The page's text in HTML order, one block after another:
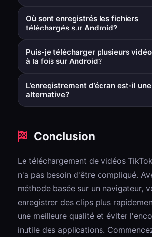
Oui. Un flux de travail basé sur un
permet de coller un lien TikTok et de le
directement sans ajouter une autre
Où sont enregistrés les fichiers
téléchargés sur Android?
Généralement dans le dossier
visible dans Galerie ou Photos selon
Puis-je télécharger plusieurs
à la fois sur Android?
Oui, dans les modes multi-liens pris en
pouvez traiter plusieurs liens et recevoir
L’enregistrement d’écran est-il
alternative?
supplémentaires par rapport au
Conclusion
Le téléchargement de vidéos
n'a pas besoin d'être compliqué.
méthode basée sur un navigateur,
enregistrer des clips plus
une meilleure qualité et éviter
inutile des applications.